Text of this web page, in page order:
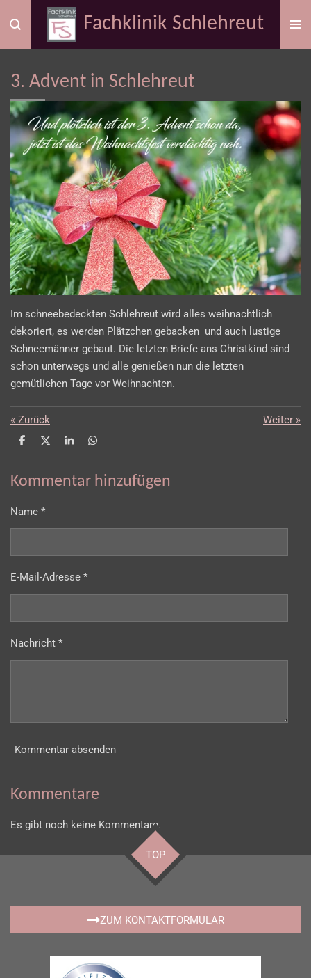
Hauptinhalt
springen
Fachklinik Schlehreut
3. Advent in Schlehreut
Im schneebedeckten Schlehreut wird alles weihnachtlich
dekoriert, es werden Plätzchen gebacken und auch lustige
Schneemänner gebaut. Die letzten Briefe ans Christkind sind
schon unterwegs und alle genießen nun die letzten
gemütlichen Tage vor Weihnachten.
« Zurück Weiter »
T
l
e
T
l
e
T
l
e
T
e
Kommentar hinzufügen
Name *
E-Mail-Adresse *
Nachricht *
Kommentar absenden
Kommentare
Es gibt noch keine Kommentare.
TOP
ZUM KONTAKTFORMULAR